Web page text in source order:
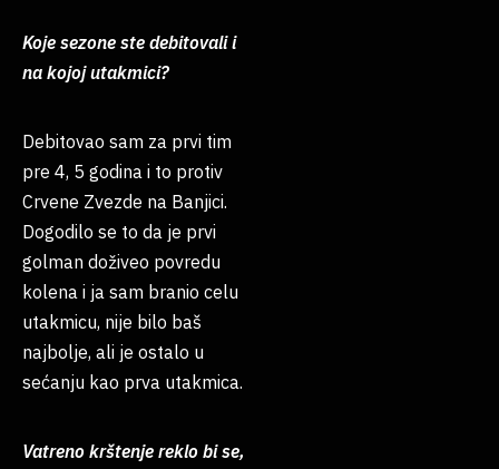
Koje sezone ste debitovali i
na kojoj utakmici?
Debitovao sam za prvi tim
pre 4, 5 godina i to protiv
Crvene Zvezde na Banjici.
Dogodilo se to da je prvi
golman doživeo povredu
kolena i ja sam branio celu
utakmicu, nije bilo baš
najbolje, ali je ostalo u
sećanju kao prva utakmica.
Vatreno krštenje reklo bi se,